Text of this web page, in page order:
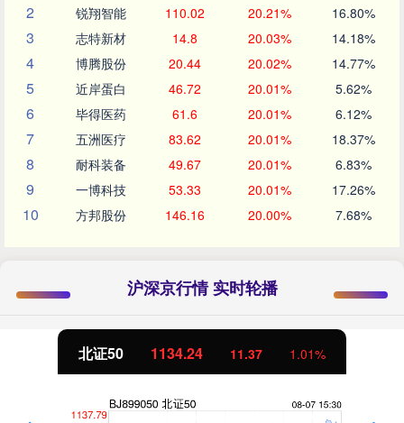
2 锐翔智能 110.02 20.21% 16.80%
3 志特新材 14.8 20.03% 14.18%
4 博腾股份 20.44 20.02% 14.77%
5 近岸蛋白 46.72 20.01% 5.62%
6 毕得医药 61.6 20.01% 6.12%
7 五洲医疗 83.62 20.01% 18.37%
8 耐科装备 49.67 20.01% 6.83%
9 一博科技 53.33 20.01% 17.26%
10 方邦股份 146.16 20.00% 7.68%
沪深京行情 实时轮播
北证50 1134.24 11.37 1.01%